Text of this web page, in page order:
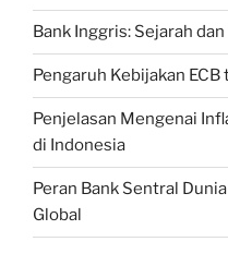
Bank Inggris: Sejarah
Pengaruh Kebijakan
Penjelasan Mengenai
di Indonesia
Peran Bank Sentral
Global